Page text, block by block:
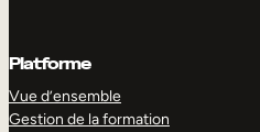
Platforme
Vue d’ensemble
Gestion de la formation